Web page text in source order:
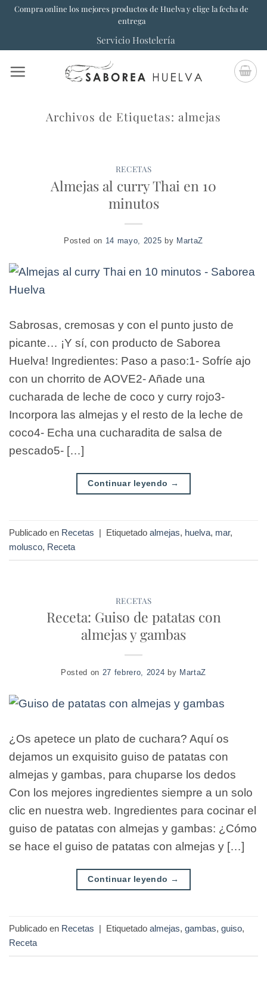
SaltarCompra online los mejores productos de Huelva y elige la fecha de
entrega
Servicio Hostelería
Archivos de Etiquetas: almejas
RECETAS
Almejas al curry Thai en 10
minutos
Posted on 14 mayo, 2025 by MartaZ
Sabrosas, cremosas y con el punto justo de
picante… ¡Y sí, con producto de Saborea
Huelva! Ingredientes: Paso a paso:1- Sofríe ajo
con un chorrito de AOVE2- Añade una
cucharada de leche de coco y curry rojo3-
Incorpora las almejas y el resto de la leche de
coco4- Echa una cucharadita de salsa de
pescado5- […]
Continuar leyendo →
Publicado en Recetas | Etiquetado almejas, huelva, mar,
molusco, Receta
RECETAS
Receta: Guiso de patatas con
almejas y gambas
Posted on 27 febrero, 2024 by MartaZ
¿Os apetece un plato de cuchara? Aquí os
dejamos un exquisito guiso de patatas con
almejas y gambas, para chuparse los dedos
Con los mejores ingredientes siempre a un solo
clic en nuestra web. Ingredientes para cocinar el
guiso de patatas con almejas y gambas: ¿Cómo
se hace el guiso de patatas con almejas y […]
Continuar leyendo →
Publicado en Recetas | Etiquetado almejas, gambas, guiso,
Receta